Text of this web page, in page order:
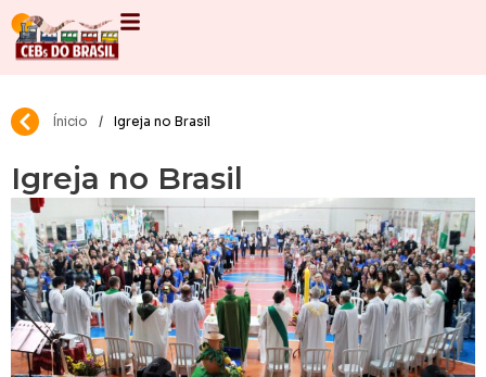
Ínicio / Igreja no Brasil
Igreja no Brasil